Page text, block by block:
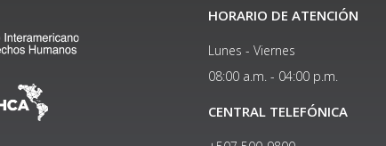
HORARIO DE ATENCIÓN
Lunes - Viernes
08:00 a.m. - 04:00 p.m.
CENTRAL TELEFÓNICA